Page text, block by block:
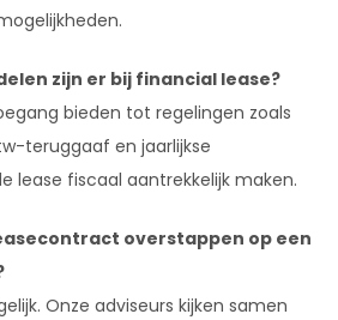
zijn er bij financial lease?
bieden tot regelingen zoals
teruggaaf en jaarlijkse
lease fiscaal aantrekkelijk maken.
overstappen op een
Onze adviseurs kijken samen